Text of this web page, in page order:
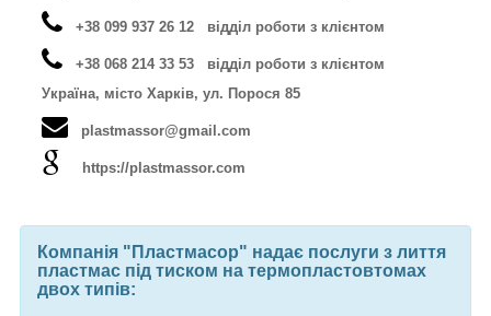
+38 099 937 26 12 відділ роботи з клієнтом
+38 068 214 33 53 відділ роботи з клієнтом
Україна, місто Харків, ул. Порося 85
plastmassor@gmail.com
https://plastmassor.com
Компанія "Пластмасор" надає послуги з лиття
пластмас під тиском на термопластовтомах
двох типів: